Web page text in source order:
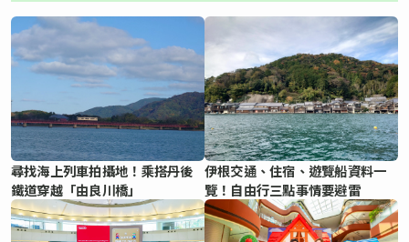
尋找海上列車拍攝地！乘搭丹後
鐵道穿越「由良川橋」
伊根交通、住宿、遊覽船資料一
覽！自由行三點事情要避雷